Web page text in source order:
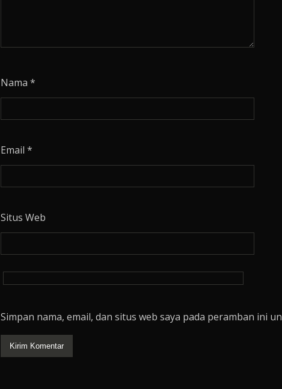
Nama *
Email *
Situs Web
Simpan nama, email, dan situs web saya pada peramban ini